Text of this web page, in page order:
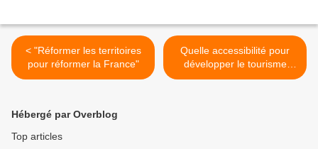
< "Réformer les territoires
pour réformer la France"
Quelle accessibilité pour
développer le tourisme
dans les Hautes-Alpes ? >
Hébergé par Overblog
Top articles